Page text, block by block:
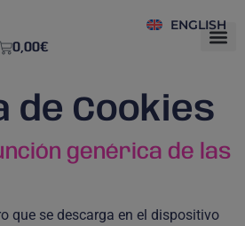
ENGLISH
0,00€
de Cookies
genérica de las
que se descarga en el dispositivo